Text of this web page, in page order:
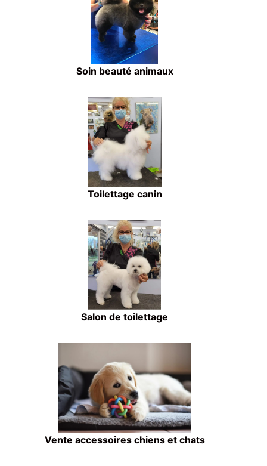
Soin beauté animaux
Toilettage canin
Salon de toilettage
Vente accessoires chiens et chats